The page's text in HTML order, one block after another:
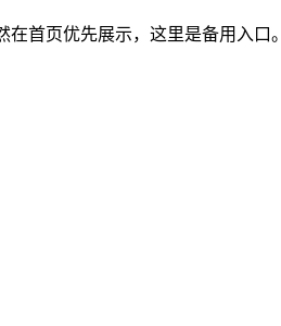
首页优先展示，这里是备用入口。